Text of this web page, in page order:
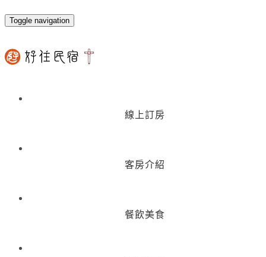
Toggle navigation
線上訂房
客房介紹
餐飲美食